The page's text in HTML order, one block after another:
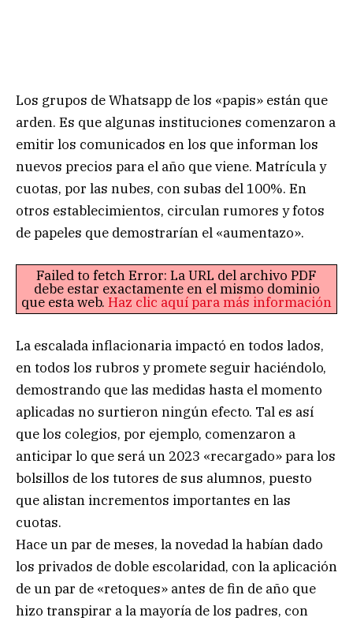
Los grupos de Whatsapp de los «papis» están que
arden. Es que algunas instituciones comenzaron a
emitir los comunicados en los que informan los
nuevos precios para el año que viene. Matrícula y
cuotas, por las nubes, con subas del 100%. En
otros establecimientos, circulan rumores y fotos
de papeles que demostrarían el «aumentazo».
Failed to fetch Error: La URL del archivo PDF
debe estar exactamente en el mismo dominio
que esta web. Haz clic aquí para más información
La escalada inflacionaria impactó en todos lados,
en todos los rubros y promete seguir haciéndolo,
demostrando que las medidas hasta el momento
aplicadas no surtieron ningún efecto. Tal es así
que los colegios, por ejemplo, comenzaron a
anticipar lo que será un 2023 «recargado» para los
bolsillos de los tutores de sus alumnos, puesto
que alistan incrementos importantes en las
cuotas.
Hace un par de meses, la novedad la habían dado
los privados de doble escolaridad, con la aplicación
de un par de «retoques» antes de fin de año que
hizo transpirar a la mayoría de los padres, con